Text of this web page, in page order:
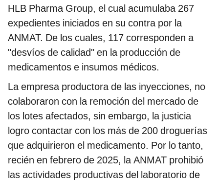
HLB Pharma Group, el cual acumulaba 267
expedientes iniciados en su contra por la
ANMAT. De los cuales, 117 corresponden a
"desvíos de calidad" en la producción de
medicamentos e insumos médicos.
La empresa productora de las inyecciones, no
colaboraron con la remoción del mercado de
los lotes afectados, sin embargo, la justicia
logro contactar con los más de 200 droguerías
que adquirieron el medicamento. Por lo tanto,
recién en febrero de 2025, la ANMAT prohibió
las actividades productivas del laboratorio de